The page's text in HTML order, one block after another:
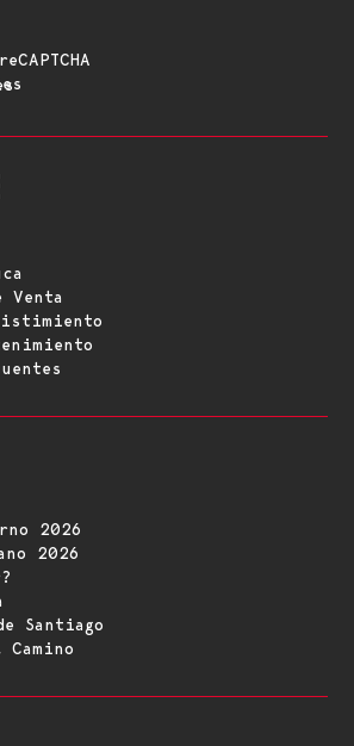
Venta
2026
2026
Santiago